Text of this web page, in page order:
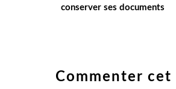
conserver ses documents
Commenter